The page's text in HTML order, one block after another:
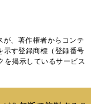
く
ド
ウ
で
ィ
ン
ド
、著作権者からコンテ
示す登録商標（登録番号
掲示しているサービス